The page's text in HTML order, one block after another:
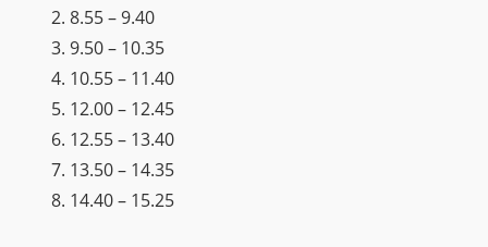
8.55 – 9.40
9.50 – 10.35
10.55 – 11.40
12.00 – 12.45
12.55 – 13.40
13.50 – 14.35
14.40 – 15.25